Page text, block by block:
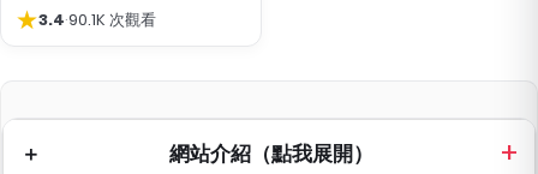
★3.4·90.1K 次觀看
網站介紹（點我展開）